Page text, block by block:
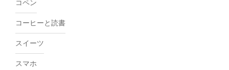
コペン
コーヒーと読書
スイーツ
スマホ